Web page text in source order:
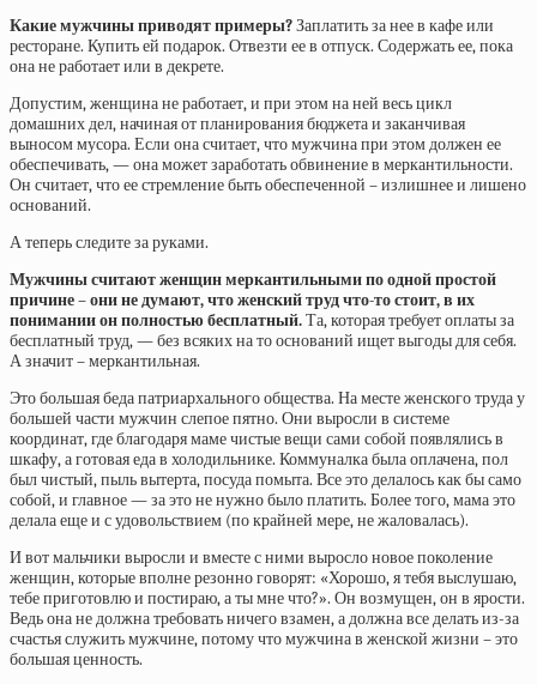
Какие мужчины приводят примеры?Заплатить за нее в кафе или
ресторане. Купить ей подарок. Отвезти ее в отпуск. Содержать ее, пока
она не работает или в декрете.
Допустим, женщина не работает, и при этом на ней весь цикл
домашних дел, начиная от планирования бюджета и заканчивая
выносом мусора. Если она считает, что мужчина при этом должен ее
обеспечивать, — она может заработать обвинение в меркантильности.
Он считает, что ее стремление быть обеспеченной – излишнее и лишено
оснований.
А теперь следите за руками.
Мужчины считают женщин меркантильными по одной простой
причине – они не думают, что женский труд что-то стоит, в их
понимании он полностью бесплатный.Та, которая требует оплаты за
бесплатный труд, — без всяких на то оснований ищет выгоды для себя.
А значит – меркантильная.
Это большая беда патриархального общества. На месте женского труда у
большей части мужчин слепое пятно. Они выросли в системе
координат, где благодаря маме чистые вещи сами собой появлялись в
шкафу, а готовая еда в холодильнике. Коммуналка была оплачена, пол
был чистый, пыль вытерта, посуда помыта. Все это делалось как бы само
собой, и главное — за это не нужно было платить. Более того, мама это
делала еще и с удовольствием (по крайней мере, не жаловалась).
И вот мальчики выросли и вместе с ними выросло новое поколение
женщин, которые вполне резонно говорят: «Хорошо, я тебя выслушаю,
тебе приготовлю и постираю, а ты мне что?». Он возмущен, он в ярости.
Ведь она не должна требовать ничего взамен, а должна все делать из-за
счастья служить мужчине, потому что мужчина в женской жизни – это
большая ценность.